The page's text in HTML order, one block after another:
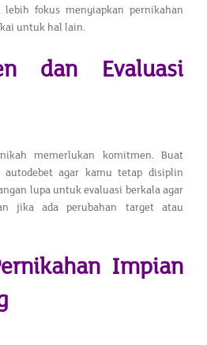
lebih fokus menyiapkan pernikahan
untuk hal lain.
dan Evaluasi
memerlukan komitmen. Buat
agar kamu tetap disiplin
lupa untuk evaluasi berkala agar
jika ada perubahan target atau
Impian